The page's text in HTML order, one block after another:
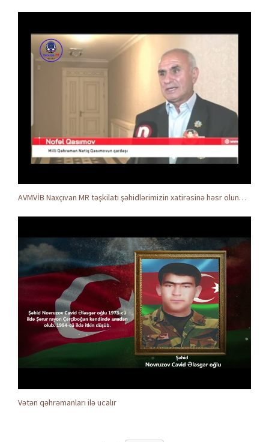
AVMVİB Naxçıvan MR təşkilatı şəhidlərimizin xatirəsinə həsr olunmuş tədbir keçirdi
Vətən qəhrəmanları ilə ucalır